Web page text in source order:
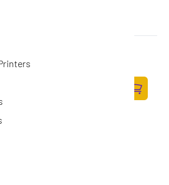
Zwart 5,6ml (Origineel)
Zum